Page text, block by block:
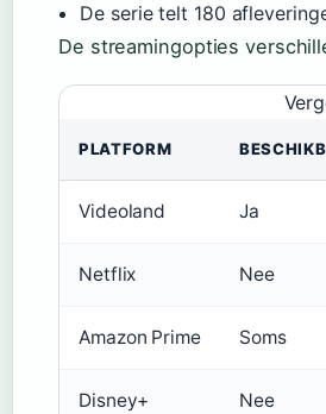
De serie telt 180
De streamingopties
PLATFORM
Videoland Ja
Netflix Nee
Amazon Prime Soms
Disney+ Nee